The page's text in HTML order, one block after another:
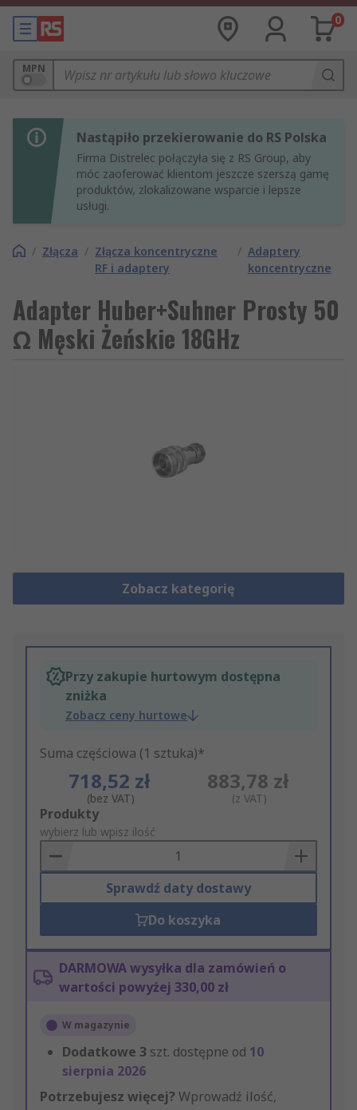
0
MPN
Nastąpiło przekierowanie do RS Polska
Firma Distrelec połączyła się z RS Group, aby
móc zaoferować klientom jeszcze szerszą gamę
produktów, zlokalizowane wsparcie i lepsze
usługi.
/ Złącza / Złącza koncentryczne
RF i adaptery
/ Adaptery
koncentryczne
Adapter Huber+Suhner Prosty 50
Ω Męski Żeńskie 18GHz
Zobacz kategorię
Przy zakupie hurtowym dostępna
zniżka
Zobacz ceny hurtowe
Suma częściowa (1 sztuka)*
718,52 zł
(bez VAT)
883,78 zł
(z VAT)
Add
to
Basket
Produkty
wybierz lub wpisz ilość
Sprawdź daty dostawy
Do koszyka
DARMOWA wysyłka dla zamówień o
wartości powyżej 330,00 zł
W magazynie
Dodatkowe 3 szt. dostępne od 10
sierpnia 2026
Potrzebujesz więcej? Wprowadź ilość,